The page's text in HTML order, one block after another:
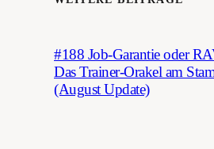
#188 Job-Garantie oder
Das Trainer-Orakel am
(August Update)